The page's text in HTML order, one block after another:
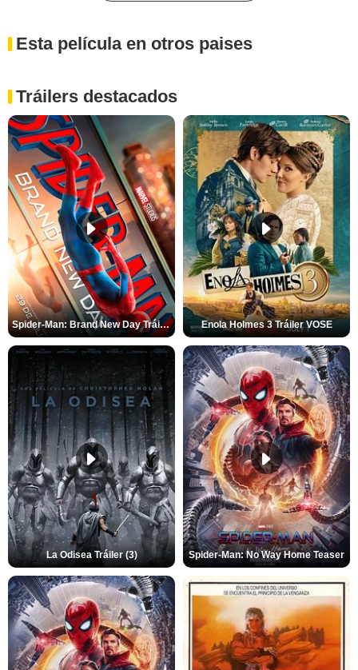
Esta película en otros paises
Tráilers destacados
Spider-Man: Brand New Day Tráiler (3) Enola Holmes 3 Tráiler VOSE
La Odisea Tráiler (3) Spider-Man: No Way Home Teaser